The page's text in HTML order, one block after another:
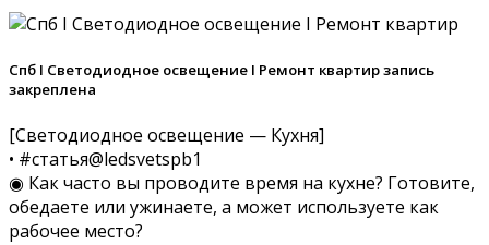
Спб I Светодиодное освещение I Ремонт квартир запись
закреплена
[Светодиодное освещение — Кухня]
• #статья@ledsvetspb1
◉ Как часто вы проводите время на кухне? Готовите,
обедаете или ужинаете, а может используете как
рабочее место?